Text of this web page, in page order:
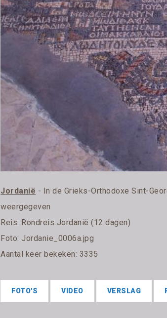
Jordanië - In de Grieks-Orthodoxe Sint-
weergegeven
Reis: Rondreis Jordanië (12 dagen)
Foto: Jordanie_0006a.jpg
Aantal keer bekeken: 3335
FOTO'S VIDEO VERSLAG